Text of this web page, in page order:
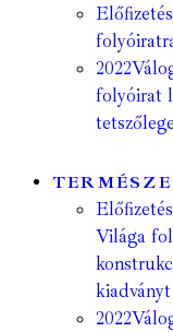
2022
folyóirat
Előfizetés
Világa
2022